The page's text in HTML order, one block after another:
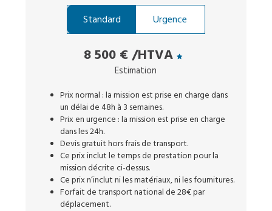
Standard Urgence
8 500 € /HTVA
Estimation
Prix normal : la mission est prise en charge dans
un délai de 48h à 3 semaines.
Prix en urgence : la mission est prise en charge
dans les 24h.
Devis gratuit hors frais de transport.
Ce prix inclut le temps de prestation pour la
mission décrite ci-dessus.
Ce prix n’inclut ni les matériaux, ni les fournitures.
Forfait de transport national de 28€ par
déplacement.